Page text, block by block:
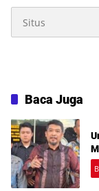
Baca Juga